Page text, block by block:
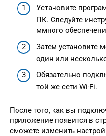
Установите
ПК. Следуйте
ммного
Затем установите
один или
Обязательно
той же сети Wi-Fi.
После того, как вы
приложение появится в
сможете изменить